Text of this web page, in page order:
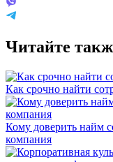
Читайте
Как срочно найти
Кому доверить найм
компания